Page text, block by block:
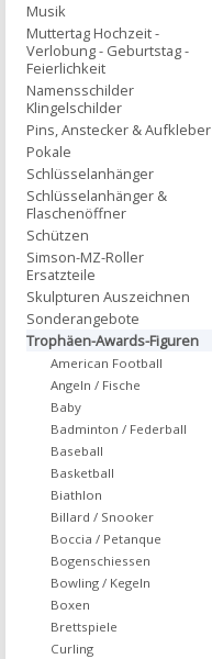
Musik
Muttertag Hochzeit -
Verlobung - Geburtstag -
Feierlichkeit
Namensschilder
Klingelschilder
Pins, Anstecker & Aufkleber
Pokale
Schlüsselanhänger
Schlüsselanhänger &
Flaschenöffner
Schützen
Simson-MZ-Roller
Ersatzteile
Skulpturen Auszeichnen
Sonderangebote
Trophäen-Awards-Figuren
American Football
Angeln / Fische
Baby
Badminton / Federball
Baseball
Basketball
Biathlon
Billard / Snooker
Boccia / Petanque
Bogenschiessen
Bowling / Kegeln
Boxen
Brettspiele
Curling